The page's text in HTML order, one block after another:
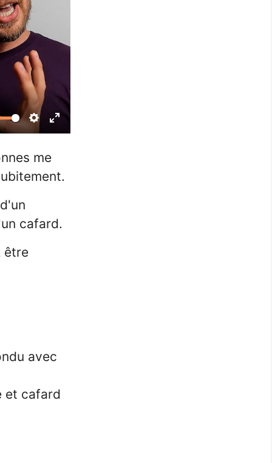
Settings
Enter
me
cafard.
être
avec
et cafard